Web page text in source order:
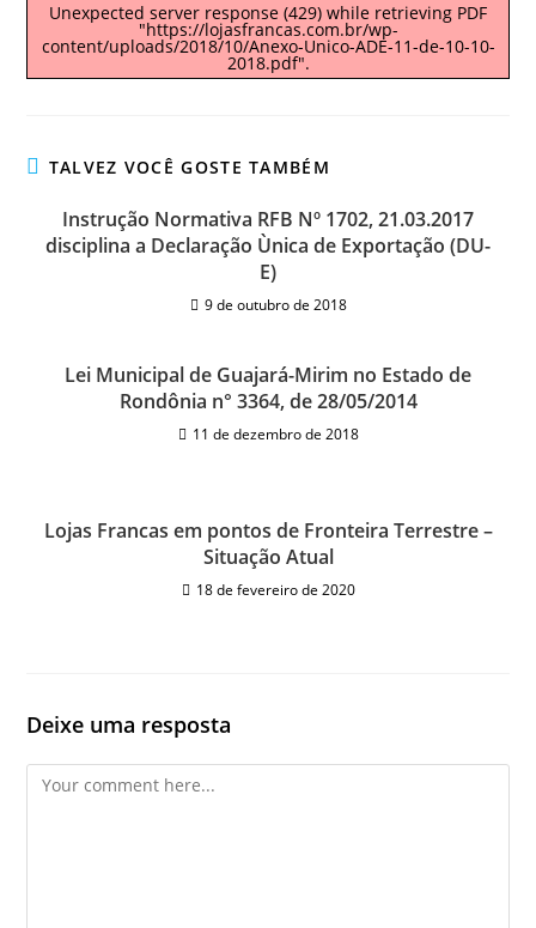
Unexpected server response (429) while retrieving PDF
"https://lojasfrancas.com.br/wp-
content/uploads/2018/10/Anexo-Unico-ADE-11-de-10-10-
2018.pdf".
TALVEZ VOCÊ GOSTE TAMBÉM
Instrução Normativa RFB Nº 1702, 21.03.2017
disciplina a Declaração Ùnica de Exportação (DU-
E)
9 de outubro de 2018
Lei Municipal de Guajará-Mirim no Estado de
Rondônia n° 3364, de 28/05/2014
11 de dezembro de 2018
Lojas Francas em pontos de Fronteira Terrestre –
Situação Atual
18 de fevereiro de 2020
Deixe uma resposta
Comment